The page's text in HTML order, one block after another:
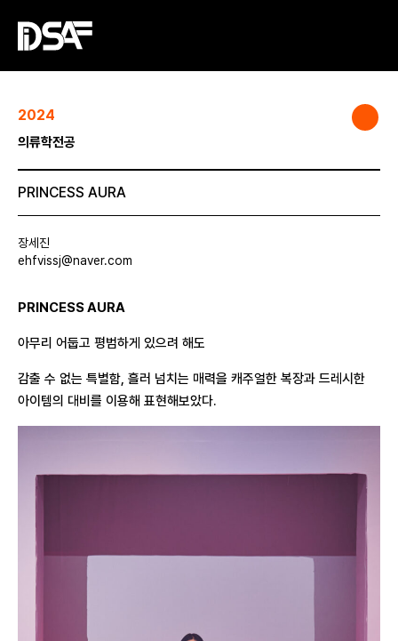
2024
의류학전공
PRINCESS AURA
장세진
ehfvissj@naver.com
PRINCESS AURA
아무리 어둡고 평범하게 있으려 해도
감출 수 없는 특별함, 흘러 넘치는 매력을 캐주얼한 복장과 드레시한
아이템의 대비를 이용해 표현해보았다.